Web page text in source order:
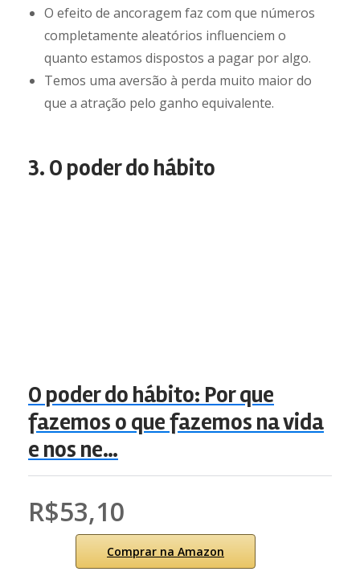
O efeito de ancoragem faz com que números
completamente aleatórios influenciem o
quanto estamos dispostos a pagar por algo.
Temos uma aversão à perda muito maior do
que a atração pelo ganho equivalente.
3. O poder do hábito
O poder do hábito: Por que
fazemos o que fazemos na vida
e nos ne…
R$53,10
Comprar na Amazon